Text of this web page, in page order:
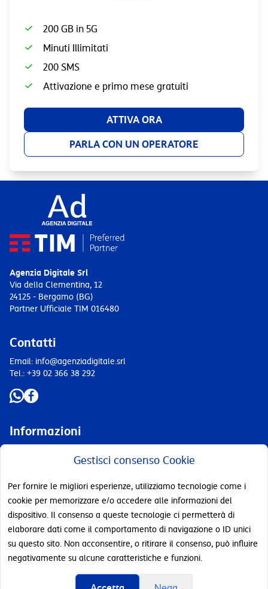
200 GB in 5G
Minuti Illimitati
200 SMS
Attivazione e primo mese gratuiti
ATTIVA ORA
PARLA CON UN OPERATORE
Agenzia Digitale Srl
Via della Clementina, 12
24125 - Bergamo (BG)
Partner Ufficiale TIM 016480
Contatti
Email: info@agenziadigitale.srl
Tel.: +39 02 366 38 292
Informazioni
Link Veloci
Privacy Policy TIM
Privacy policy AD
Cookie Policy
Modello Esercizio Diritti GDPR
Gestisci consenso Cookie
Per fornire le migliori esperienze, utilizziamo tecnologie come i
cookie per memorizzare e/o accedere alle informazioni del
dispositivo. Il consenso a queste tecnologie ci permetterà di
elaborare dati come il comportamento di navigazione o ID unici
su questo sito. Non acconsentire, o ritirare il consenso, può influire
negativamente su alcune caratteristiche e funzioni.